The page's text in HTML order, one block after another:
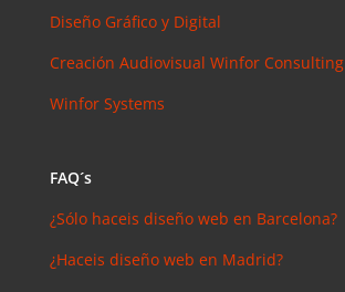
Diseño Gráfico y Digital
Creación Audiovisual Winfor Consulting
Winfor Systems
FAQ´s
¿Sólo haceis diseño web en Barcelona?
¿Haceis diseño web en Madrid?